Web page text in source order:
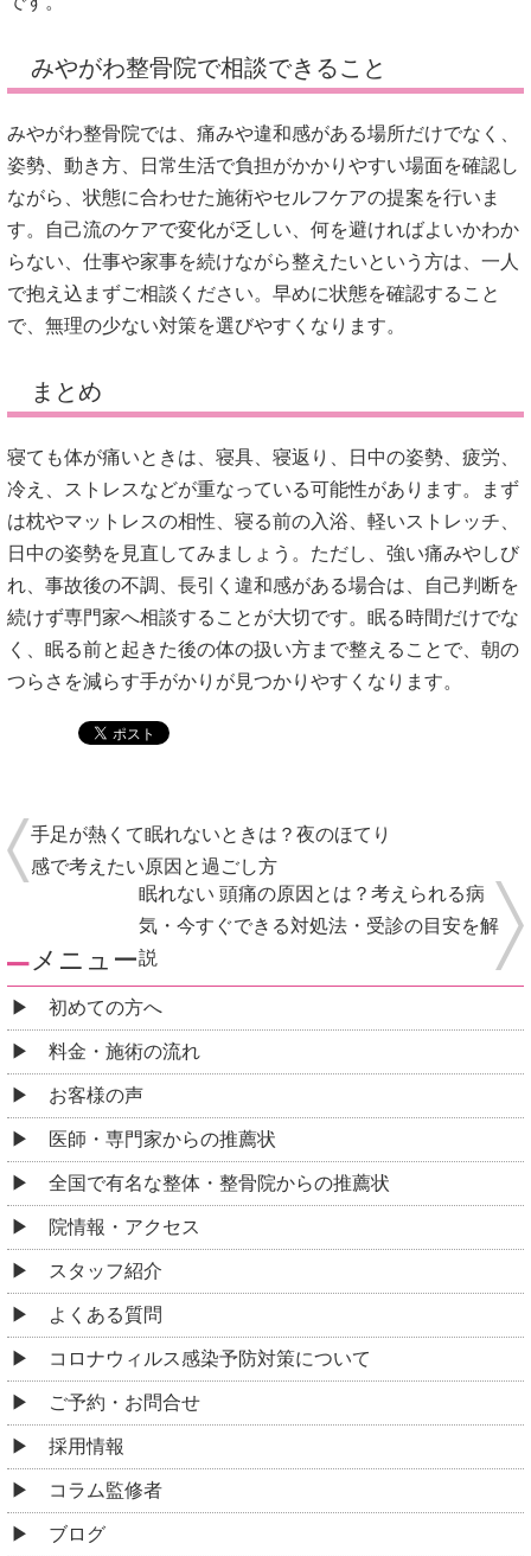
みやがわ整骨院で相談できること
みやがわ整骨院では、痛みや違和感がある場所だけでなく、
姿勢、動き方、日常生活で負担がかかりやすい場面を確認し
ながら、状態に合わせた施術やセルフケアの提案を行いま
す。自己流のケアで変化が乏しい、何を避ければよいかわか
らない、仕事や家事を続けながら整えたいという方は、一人
で抱え込まずご相談ください。早めに状態を確認すること
で、無理の少ない対策を選びやすくなります。
まとめ
寝ても体が痛いときは、寝具、寝返り、日中の姿勢、疲労、
冷え、ストレスなどが重なっている可能性があります。まず
は枕やマットレスの相性、寝る前の入浴、軽いストレッチ、
日中の姿勢を見直してみましょう。ただし、強い痛みやしび
れ、事故後の不調、長引く違和感がある場合は、自己判断を
続けず専門家へ相談することが大切です。眠る時間だけでな
く、眠る前と起きた後の体の扱い方まで整えることで、朝の
つらさを減らす手がかりが見つかりやすくなります。
手足が熱くて眠れないときは？夜のほてり
感で考えたい原因と過ごし方
眠れない 頭痛の原因とは？考えられる病
気・今すぐできる対処法・受診の目安を解
説
メニュー
初めての方へ
料金・施術の流れ
お客様の声
医師・専門家からの推薦状
全国で有名な整体・整骨院からの推薦状
院情報・アクセス
スタッフ紹介
よくある質問
コロナウィルス感染予防対策について
ご予約・お問合せ
採用情報
コラム監修者
ブログ